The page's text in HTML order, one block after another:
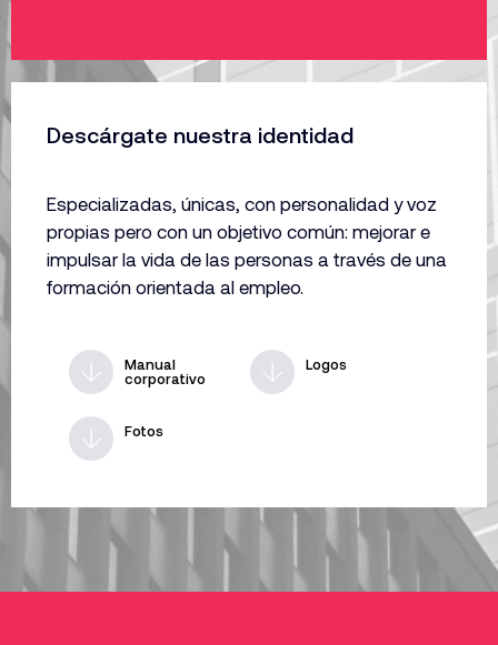
Descárgate nuestra identidad
Especializadas, únicas, con personalidad y voz
propias pero con un objetivo común: mejorar e
impulsar la vida de las personas a través de una
formación orientada al empleo.
Manual
corporativo
Logos
Fotos